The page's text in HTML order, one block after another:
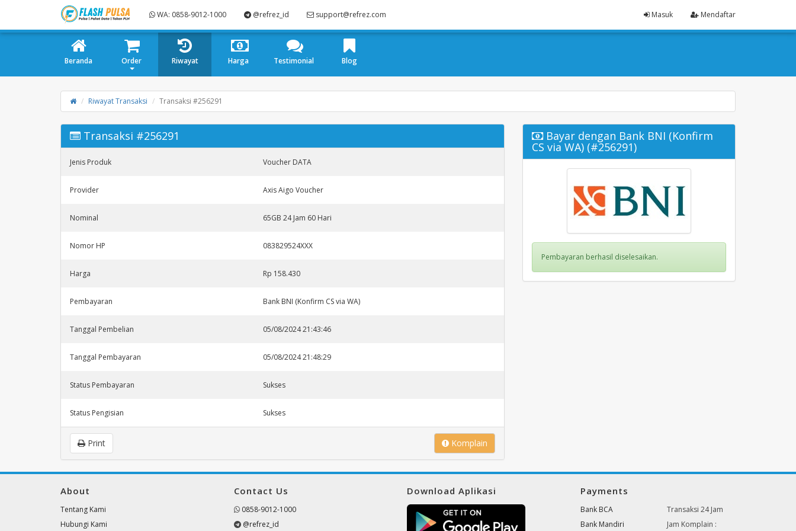
WA: 0858-9012-1000 @refrez_id support@refrez.com Masuk Mendaftar
Beranda Order Riwayat Harga Testimonial Blog
Riwayat Transaksi Transaksi #256291
Transaksi #256291
Jenis Produk Voucher DATA
Provider Axis Aigo Voucher
Nominal 65GB 24 Jam 60 Hari
Nomor HP 083829524XXX
Harga Rp 158.430
Pembayaran Bank BNI (Konfirm CS via WA)
Tanggal Pembelian 05/08/2024 21:43:46
Tanggal Pembayaran 05/08/2024 21:48:29
Status Pembayaran Sukses
Status Pengisian Sukses
Komplain
Print
Bayar dengan Bank BNI (Konfirm
CS via WA) (#256291)
Pembayaran berhasil diselesaikan.
About
Tentang Kami
Hubungi Kami
Contact Us
0858-9012-1000
@refrez_id
Download Aplikasi Payments
Bank BCA
Bank Mandiri
Transaksi 24 Jam
Jam Komplain :